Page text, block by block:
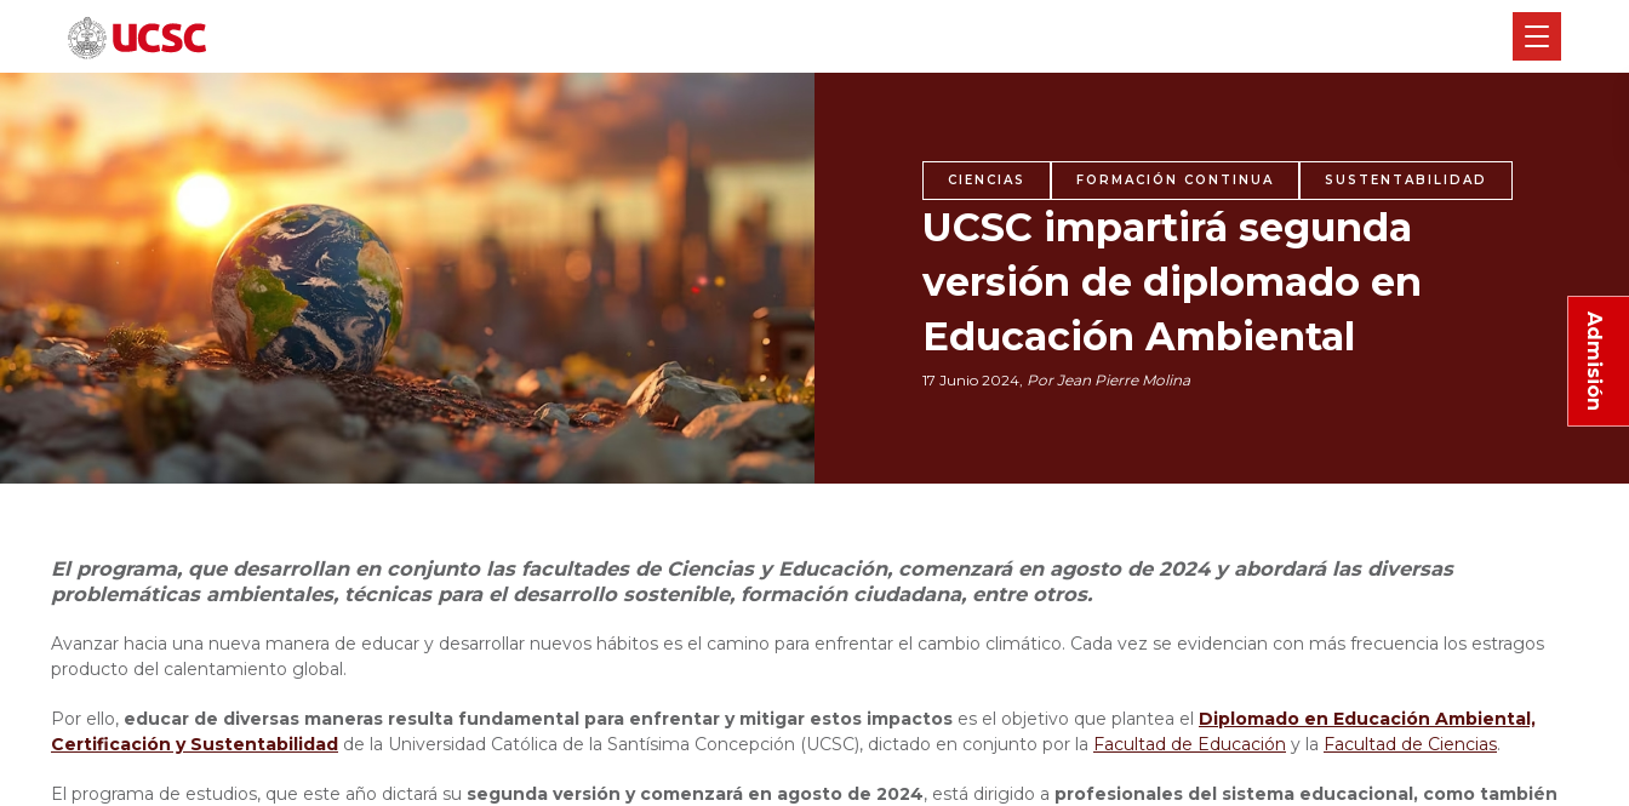
Admisión
CIENCIAS FORMACIÓN CONTINUA SUSTENTABILIDAD
UCSC impartirá segunda
versión de diplomado en
Educación Ambiental
17 Junio 2024, Por Jean Pierre Molina
El programa, que desarrollan en conjunto las facultades de Ciencias y Educación, comenzará en agosto de 2024 y abordará las diversas
problemáticas ambientales, técnicas para el desarrollo sostenible, formación ciudadana, entre otros.
Avanzar hacia una nueva manera de educar y desarrollar nuevos hábitos es el camino para enfrentar el cambio climático. Cada vez se evidencian con más frecuencia los estragos
producto del calentamiento global.
Por ello, educar de diversas maneras resulta fundamental para enfrentar y mitigar estos impactos es el objetivo que plantea el Diplomado en Educación Ambiental,
Certificación y Sustentabilidad de la Universidad Católica de la Santísima Concepción (UCSC), dictado en conjunto por la Facultad de Educación y la Facultad de Ciencias.
El programa de estudios, que este año dictará su segunda versión y comenzará en agosto de 2024, está dirigido a profesionales del sistema educacional, como también